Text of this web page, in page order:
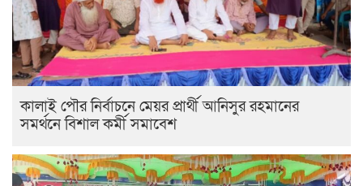
কালাই পৌর নির্বাচনে মেয়র প্রার্থী আনিসুর রহমানের
সমর্থনে বিশাল কর্মী সমাবেশ